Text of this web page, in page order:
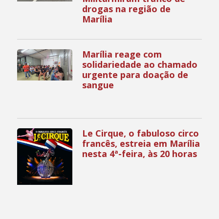
drogas na região de
Marília
Marília reage com
solidariedade ao chamado
urgente para doação de
sangue
Le Cirque, o fabuloso circo
francês, estreia em Marília
nesta 4ª-feira, às 20 horas